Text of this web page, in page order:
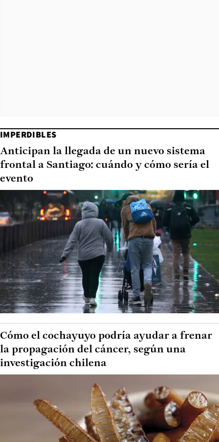
IMPERDIBLES
Anticipan la llegada de un nuevo sistema
frontal a Santiago: cuándo y cómo sería el
evento
Cómo el cochayuyo podría ayudar a frenar
la propagación del cáncer, según una
investigación chilena